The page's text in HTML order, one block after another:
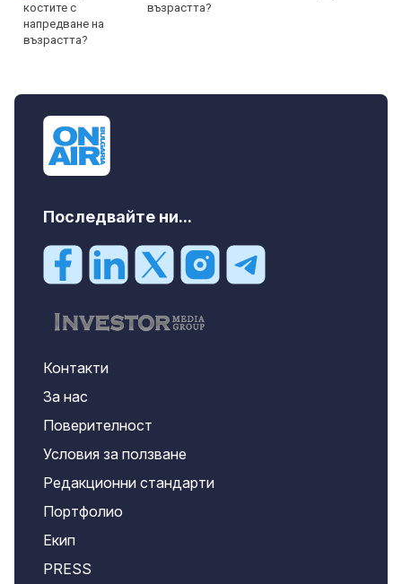
възрастта?
Последвайте ни...
Контакти
За нас
Поверителност
Условия за ползване
Редакционни стандарти
Портфолио
Екип
PRESS